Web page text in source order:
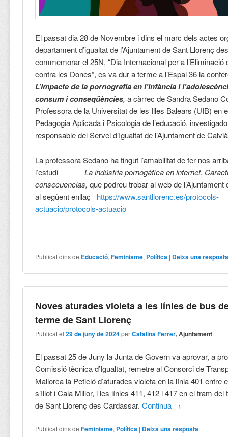
El passat dia 28 de Novembre i dins el marc dels actes
departament d’igualtat de l’Ajuntament de Sant Llorenç
commemorar el 25N, “Dia Internacional per a l’Eliminació
contra les Dones”, es va dur a terme a l’Espai 36 la
L’impacte de la pornografia en l’infància i
consum i conseqüències, a càrrec de Sandra Sedano
Professora de la Universitat de les Illes Balears (UIB) en
Pedagogia Aplicada i Psicologia de l’educació,
responsable del Servei d’Igualtat de l’Ajuntament de
La professora Sedano ha tingut l’amabilitat de fer-nos
l’estudiLa indústria pornogáfica en internet.
consecuencias,que podreu trobar al web de
al següent enllaç https://www.santllorenc.es/protocols-
actuacio/protocols-actuacio
Publicat dins de Educació,Feminisme, Política | Deixa una
Noves aturades violeta a les línies de bus
terme de Sant Llorenç
Publicat el29 de juny de 2024 perCatalina Ferrer, Ajuntament
El passat 25 de Juny la Junta de Govern va aprovar, a
Comissió tècnica d’Igualtat, remetre al Consorci de
Mallorca la Petició d’aturades violeta en la línia 401 entre
s’Illot i Cala Millor, i les línies 411, 412 i 417 en el tram
de Sant Llorenç des Cardassar.Continua →
Publicat dins de Feminisme, Política | Deixa una resposta